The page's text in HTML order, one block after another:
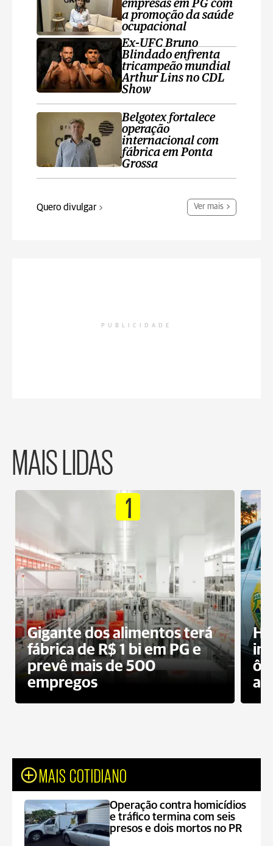
empresas em PG com
a promoção da saúde
ocupacional
Ex-UFC Bruno
Blindado enfrenta
tricampeão mundial
Arthur Lins no CDL
Show
Belgotex fortalece
operação
internacional com
fábrica em Ponta
Grossa
Quero divulgar Ver mais
PUBLICIDADE
MAIS LIDAS
1
Gigante dos alimentos terá
fábrica de R$ 1 bi em PG e
prevê mais de 500
empregos
MAIS COTIDIANO
Operação contra homicídios
e tráfico termina com seis
presos e dois mortos no PR